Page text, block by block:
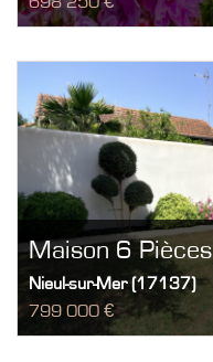
Maison 6 Pièces
Nieul-sur-Mer (17137)
799 000 €